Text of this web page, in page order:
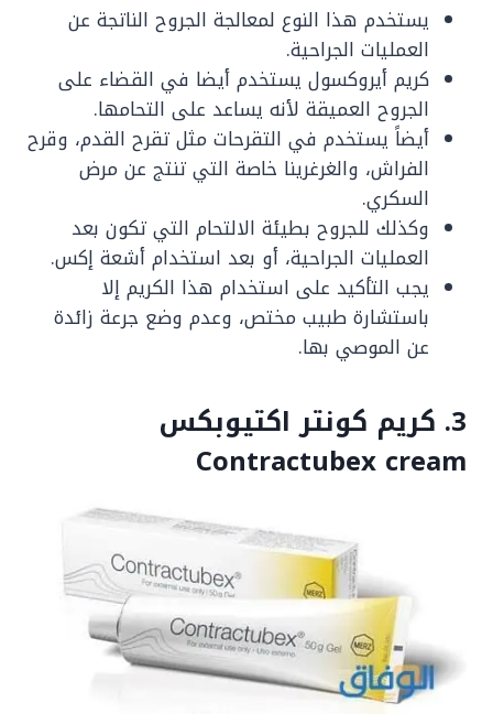
يستخدم هذا النوع لمعالجة الجروح الناتجة عن
العمليات الجراحية.
كريم أيروكسول يستخدم أيضا في القضاء على
الجروح العميقة لأنه يساعد على التحامها.
أيضاً يستخدم في التقرحات مثل تقرح القدم، وقرح
الفراش، والغرغرينا خاصة التي تنتج عن مرض
السكري.
وكذلك للجروح بطيئة الالتحام التي تكون بعد
العمليات الجراحية، أو بعد استخدام أشعة إكس.
يجب التأكيد على استخدام هذا الكريم إلا
باستشارة طبيب مختص، وعدم وضع جرعة زائدة
عن الموصي بها.
3. كريم كونتر اكتيوبكس
Contractubex cream